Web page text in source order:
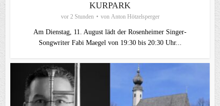
KURPARK
vor 2 Stunden von Anton Hötzelsperger
Am Dienstag, 11. August lädt der Rosenheimer Singer-
Songwriter Fabi Maegel von 19:30 bis 20:30 Uhr...